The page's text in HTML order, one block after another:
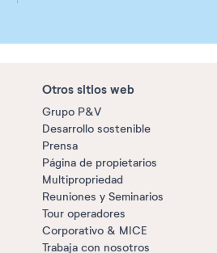
Otros sitios web
Grupo P&V
Desarrollo sostenible
Prensa
Página de propietarios
Multipropriedad
Reuniones y Seminarios
Tour operadores
Corporativo & MICE
Trabaja con nosotros